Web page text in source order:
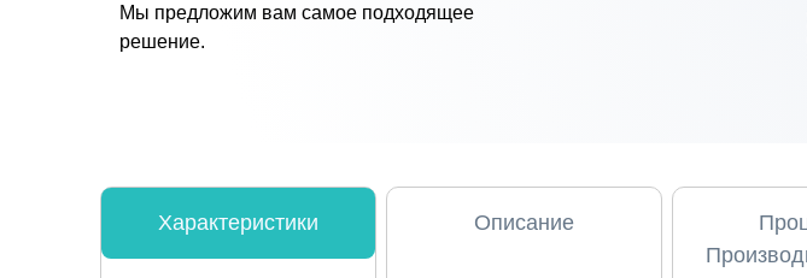
Мы предложим вам самое подходящее
решение.
Характеристики Описание